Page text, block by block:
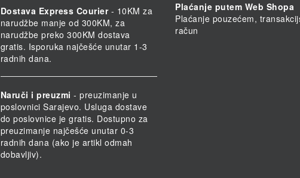
Dostava Express Courier- 10KM za
narudžbe manje od 300KM, za
narudžbe preko 300KM dostava
gratis. Isporuka najčešće unutar 1-3
radnih dana.
Naruči i preuzmi - preuzimanje u
poslovnici Sarajevo. Usluga dostave
do poslovnice je gratis. Dostupno za
preuzimanje najčešće unutar 0-3
radnih dana (ako je artikl odmah
dobavljiv).
Plaćanje putem Web Shopa
Plaćanje pouzećem,
račun